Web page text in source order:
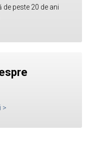
peste 20 de ani
>